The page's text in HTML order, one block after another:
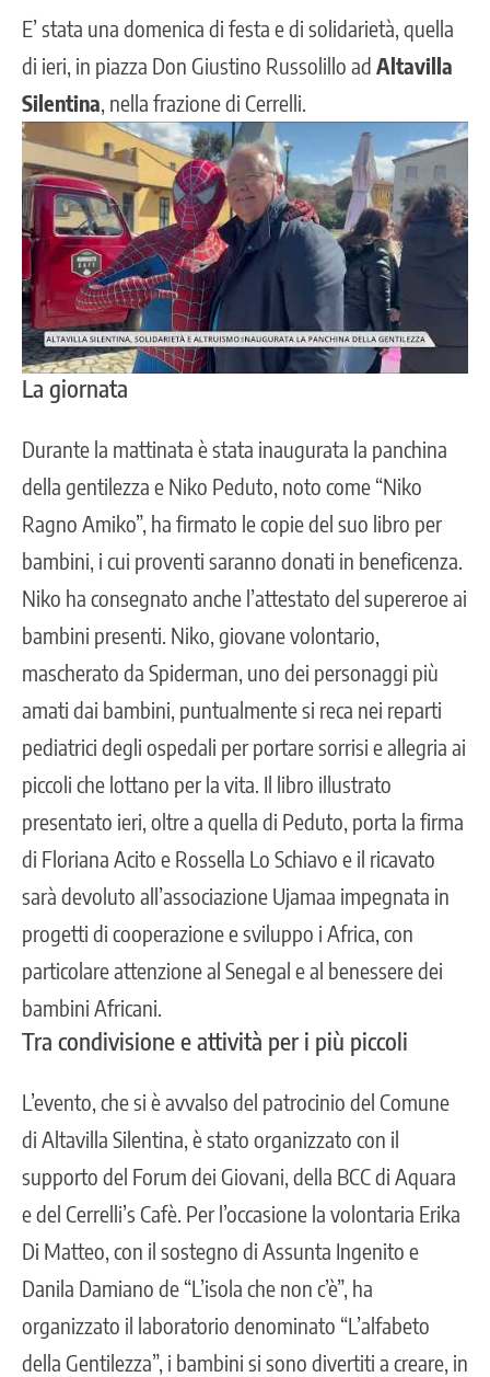
E’ stata una domenica di festa e di solidarietà, quella
di ieri, in piazza Don Giustino Russolillo ad Altavilla
Silentina, nella frazione di Cerrelli.
La giornata
Durante la mattinata è stata inaugurata la panchina
della gentilezza e Niko Peduto, noto come “Niko
Ragno Amiko”, ha firmato le copie del suo libro per
bambini, i cui proventi saranno donati in beneficenza.
Niko ha consegnato anche l’attestato del supereroe ai
bambini presenti. Niko, giovane volontario,
mascherato da Spiderman, uno dei personaggi più
amati dai bambini, puntualmente si reca nei reparti
pediatrici degli ospedali per portare sorrisi e allegria ai
piccoli che lottano per la vita. Il libro illustrato
presentato ieri, oltre a quella di Peduto, porta la firma
di Floriana Acito e Rossella Lo Schiavo e il ricavato
sarà devoluto all’associazione Ujamaa impegnata in
progetti di cooperazione e sviluppo i Africa, con
particolare attenzione al Senegal e al benessere dei
bambini Africani.
Tra condivisione e attività per i più piccoli
L’evento, che si è avvalso del patrocinio del Comune
di Altavilla Silentina, è stato organizzato con il
supporto del Forum dei Giovani, della BCC di Aquara
e del Cerrelli’s Cafè. Per l’occasione la volontaria Erika
Di Matteo, con il sostegno di Assunta Ingenito e
Danila Damiano de “L’isola che non c’è”, ha
organizzato il laboratorio denominato “L’alfabeto
della Gentilezza”, i bambini si sono divertiti a creare, in